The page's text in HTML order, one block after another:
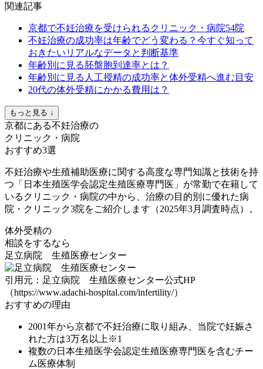
関連記事
京都で不妊治療を受けられるクリニック・病院54院
不妊治療の成功率は年齢でどう変わる？今すぐ知って
おきたいリアルなデータと判断基準
年齢別に見る胚盤胞到達率とは？
年齢別に見る人工授精の成功率と体外受精へ進む目安
20代の体外受精にかかる費用は？
もっと見る ↓
京都にある不妊治療の
クリニック・病院
おすすめ3選
不妊治療や生殖補助医療に関する高度な専門知識と技術を持
つ「日本生殖医学会認定生殖医療専門医」が常勤で在籍して
いるクリニック・病院の中から、治療の目的別に優れた病
院・クリニック3院をご紹介します（2025年3月調査時点）。
体外受精の
相談をするなら
足立病院 生殖医療センター
引用元：足立病院 生殖医療センター公式HP
（https://www.adachi-hospital.com/infertility/）
おすすめの理由
2001年から京都で不妊治療に取り組み、当院で妊娠さ
れた方は3万名以上※1
複数の日本生殖医学会認定生殖医療専門医を含むチー
ム医療体制